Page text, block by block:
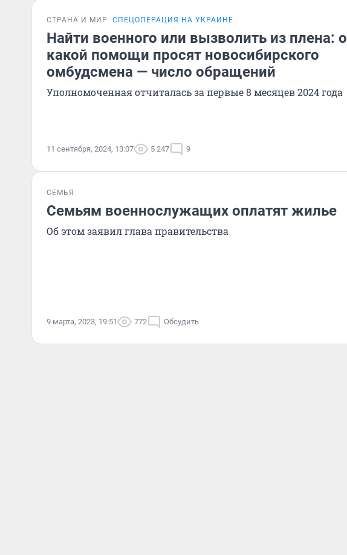
СТРАНА И МИР СПЕЦОПЕРАЦИЯ НА УКРАИНЕ
Найти военного или вызволить из плена: о
какой помощи просят новосибирского
омбудсмена — число обращений
Уполномоченная отчиталась за первые 8 месяцев 2024 года
11 сентября, 2024, 13:07 5 247 9
СЕМЬЯ
Семьям военнослужащих оплатят жилье
Об этом заявил глава правительства
9 марта, 2023, 19:51 772 Обсудить